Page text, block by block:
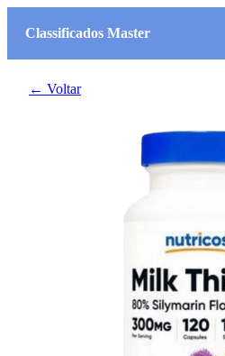
Classificados Master
← Voltar